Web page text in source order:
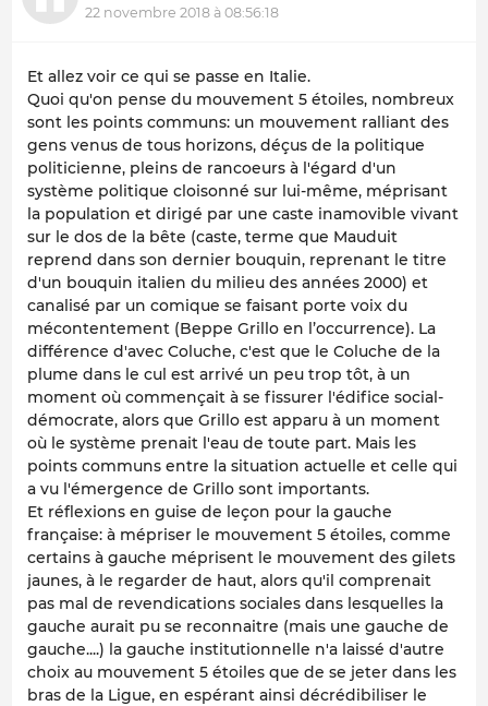
22 novembre 2018 à 08:56:18
Et allez voir ce qui se passe en Italie.
Quoi qu'on pense du mouvement 5 étoiles, nombreux
sont les points communs: un mouvement ralliant des
gens venus de tous horizons, déçus de la politique
politicienne, pleins de rancoeurs à l'égard d'un
système politique cloisonné sur lui-même, méprisant
la population et dirigé par une caste inamovible vivant
sur le dos de la bête (caste, terme que Mauduit
reprend dans son dernier bouquin, reprenant le titre
d'un bouquin italien du milieu des années 2000) et
canalisé par un comique se faisant porte voix du
mécontentement (Beppe Grillo en l’occurrence). La
différence d'avec Coluche, c'est que le Coluche de la
plume dans le cul est arrivé un peu trop tôt, à un
moment où commençait à se fissurer l'édifice social-
démocrate, alors que Grillo est apparu à un moment
où le système prenait l'eau de toute part. Mais les
points communs entre la situation actuelle et celle qui
a vu l'émergence de Grillo sont importants.
Et réflexions en guise de leçon pour la gauche
française: à mépriser le mouvement 5 étoiles, comme
certains à gauche méprisent le mouvement des gilets
jaunes, à le regarder de haut, alors qu'il comprenait
pas mal de revendications sociales dans lesquelles la
gauche aurait pu se reconnaitre (mais une gauche de
gauche....) la gauche institutionnelle n'a laissé d'autre
choix au mouvement 5 étoiles que de se jeter dans les
bras de la Ligue, en espérant ainsi décrédibiliser le